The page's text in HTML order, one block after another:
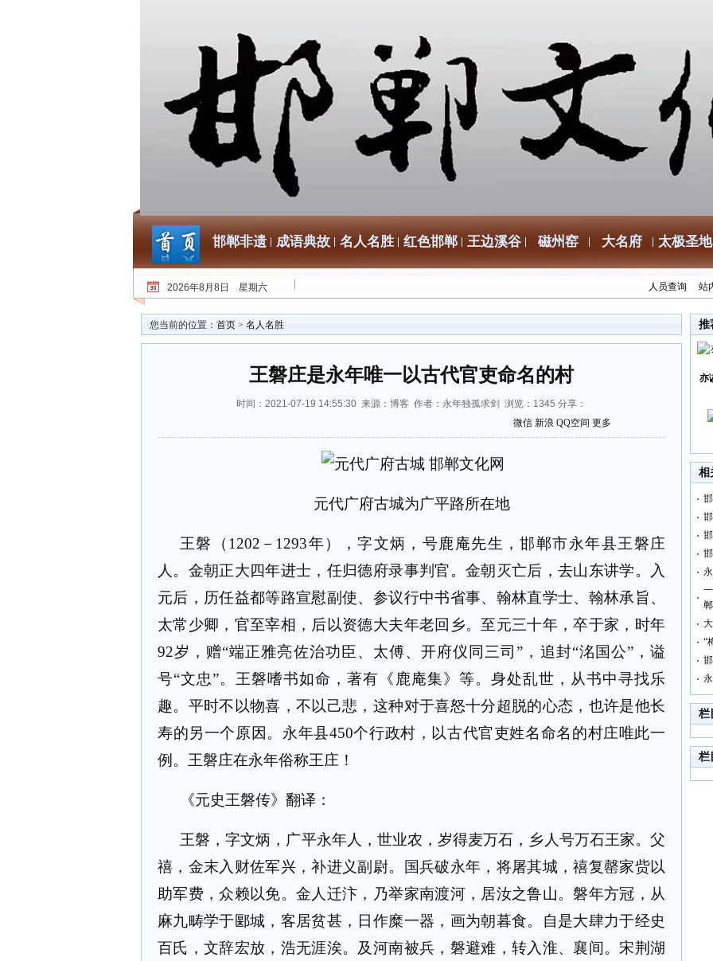
邯郸非遗 成语典故 名人名胜 红色邯郸 王边溪谷 磁州窑 大名府 太极圣地
2026年8月8日 星期六 人员查询 站
您当前的位置： 首页 > 名人名胜
王磐庄是永年唯一以古代官吏命名的村
时间：2021-07-19 14:55:30 来源：博客 作者：永年独孤求剑 浏览： 1345 分享：
微信 新浪 QQ空间 更多
元代广府古城为广平路所在地
王磐（1202－1293年），字文炳，号鹿庵先生，邯郸市永年县王磐庄
人。金朝正大四年进士，任归德府录事判官。金朝灭亡后，去山东讲学。入
元后，历任益都等路宣慰副使、参议行中书省事、翰林直学士、翰林承旨、
太常少卿，官至宰相，后以资德大夫年老回乡。至元三十年，卒于家，时年
92岁，赠“端正雅亮佐治功臣、太傅、开府仪同三司”，追封“洺国公”，谥
号“文忠”。王磐嗜书如命，著有《鹿庵集》等。身处乱世，从书中寻找乐
趣。平时不以物喜，不以己悲，这种对于喜怒十分超脱的心态，也许是他长
寿的另一个原因。永年县450个行政村，以古代官吏姓名命名的村庄唯此一
例。王磐庄在永年俗称王庄！
《元史王磐传》翻译：
王磐，字文炳，广平永年人，世业农，岁得麦万石，乡人号万石王家。父
禧，金末入财佐军兴，补进义副尉。国兵破永年，将屠其城，禧复罄家赀以
助军费，众赖以免。金人迁汴，乃举家南渡河，居汝之鲁山。磐年方冠，从
麻九畴学于郾城，客居贫甚，日作糜一器，画为朝暮食。自是大肆力于经史
百氏，文辞宏放，浩无涯涘。及河南被兵，磐避难，转入淮、襄间。宋荆湖
推
亦
相
郸
“
栏
栏